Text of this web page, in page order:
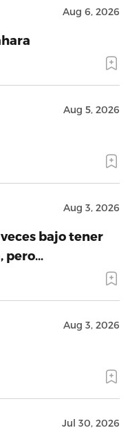
Aug 6, 2026
Aug 5, 2026
Aug 3, 2026
bajo tener
pero…
Aug 3, 2026
Jul 30, 2026